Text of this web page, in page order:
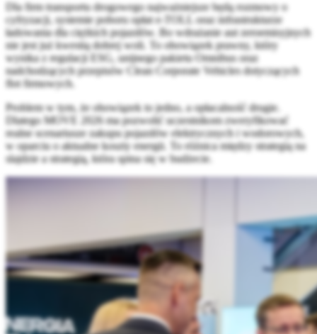
Dla firm transportu drogowego najważniejsze będą rozmowy o
cyfryzacji, systemie poboru opłat e-TOLL oraz infrastrukturze
ładowania dla ciężkich pojazdów. Bo wdrażanie aut zeroemisyjnych
nie jest już kwestią dobrej woli. To obowiązek prawny, który
wynika z regulacji ESG, unijnego pakietu Omnibus oraz
nadchodzących przepisów Clean Corporate Vehicles dotyczących
flot firmowych.
Problem w tym, że obowiązek to jedno, a opłacalność drugie.
Dlatego MOVE 2026 ma pozwolić uczestnikom zweryfikować
realne scenariusze zakupu pojazdów elektrycznych i wodorowych,
w oparciu o aktualne koszty energii. To różnica między strategią na
slajdzie a strategią, która spina się w budżecie.